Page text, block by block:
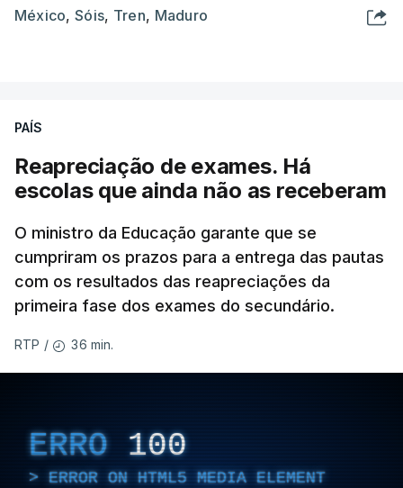
México,Sóis, Tren, Maduro
PAÍS
Reapreciação de exames. Há
escolas que ainda não as receberam
O ministro da Educação garante que se
cumpriram os prazos para a entrega das pautas
com os resultados das reapreciações da
primeira fase dos exames do secundário.
RTP / 36 min.
ERRO 100
ERROR ON HTML5 MEDIA ELEMENT